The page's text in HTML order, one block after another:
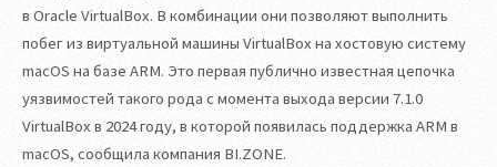
в Oracle VirtualBox. В комбинации они позволяют выполнить
побег из виртуальной машины VirtualBox на хостовую систему
macOS на базе ARM. Это первая публично известная цепочка
уязвимостей такого рода с момента выхода версии 7.1.0
VirtualBox в 2024 году, в которой появилась поддержка ARM в
macOS, сообщила компания BI.ZONE.